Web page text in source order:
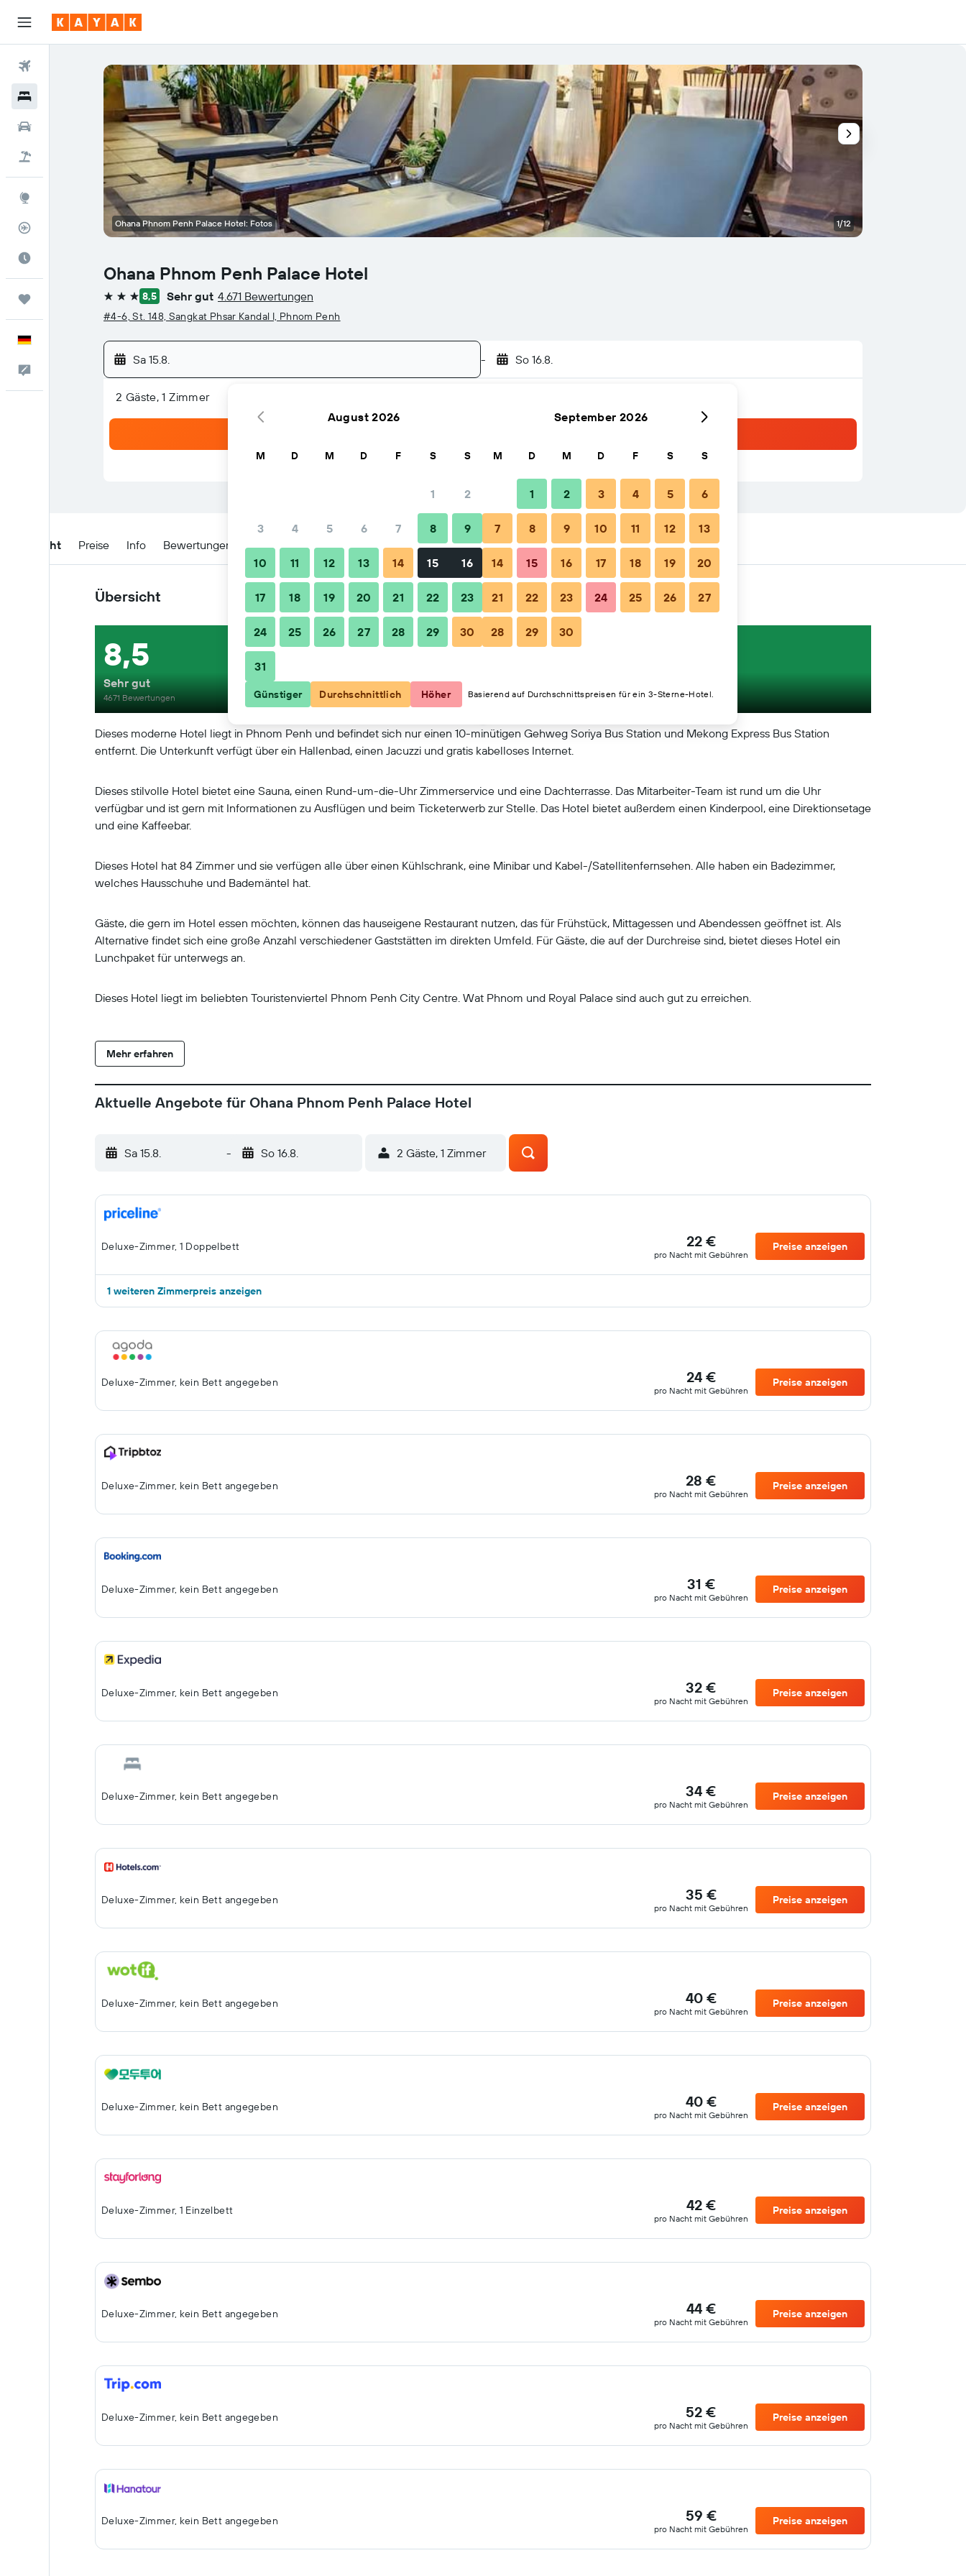
Ohana Phnom Penh Palace Hotel
3 Sterne8,5 Sehr gut 4.671 Bewertungen
#4-6, St. 148, Sangkat Phsar Kandal I, Phnom Penh
Sa 15.8. - So 16.8.
2 Gäste, 1 Zimmer
Ohana Phnom Penh Palace Hotel: Fotos 1/12
Übersicht Preise Info Bewertungen Lage Buchungszeitpunkt Tipps & häufige Fragen Unterkünfte in der Nähe
Übersicht
Dieses moderne Hotel liegt in Phnom Penh und befindet sich nur einen 10-minütigen Gehweg Soriya Bus Station und Mekong Express Bus Station
entfernt. Die Unterkunft verfügt über ein Hallenbad, einen Jacuzzi und gratis kabelloses Internet.
Dieses stilvolle Hotel bietet eine Sauna, einen Rund-um-die-Uhr Zimmerservice und eine Dachterrasse. Das Mitarbeiter-Team ist rund um die Uhr
verfügbar und ist gern mit Informationen zu Ausflügen und beim Ticketerwerb zur Stelle. Das Hotel bietet außerdem einen Kinderpool, eine Direktionsetage
und eine Kaffeebar.
Dieses Hotel hat 84 Zimmer und sie verfügen alle über einen Kühlschrank, eine Minibar und Kabel-/Satellitenfernsehen. Alle haben ein Badezimmer,
welches Hausschuhe und Bademäntel hat.
Gäste, die gern im Hotel essen möchten, können das hauseigene Restaurant nutzen, das für Frühstück, Mittagessen und Abendessen geöffnet ist. Als
Alternative findet sich eine große Anzahl verschiedener Gaststätten im direkten Umfeld. Für Gäste, die auf der Durchreise sind, bietet dieses Hotel ein
Lunchpaket für unterwegs an.
Dieses Hotel liegt im beliebten Touristenviertel Phnom Penh City Centre. Wat Phnom und Royal Palace sind auch gut zu erreichen.
Mehr erfahren
8,5
Sehr gut
4671 Bewertungen
Kartenansicht
Aktuelle Angebote für Ohana Phnom Penh Palace Hotel
Sa 15.8. - So 16.8. 2 Gäste, 1 Zimmer
Deluxe-Zimmer, 1 Doppelbett 22 €
pro Nacht mit Gebühren
Preise anzeigen
1 weiteren Zimmerpreis anzeigen
Deluxe-Zimmer, kein Bett angegeben 24 €
pro Nacht mit Gebühren
Preise anzeigen
Deluxe-Zimmer, kein Bett angegeben 28 €
pro Nacht mit Gebühren
Preise anzeigen
Deluxe-Zimmer, kein Bett angegeben 31 €
pro Nacht mit Gebühren
Preise anzeigen
Deluxe-Zimmer, kein Bett angegeben 32 €
pro Nacht mit Gebühren
Preise anzeigen
Deluxe-Zimmer, kein Bett angegeben 34 €
pro Nacht mit Gebühren
Preise anzeigen
Deluxe-Zimmer, kein Bett angegeben 35 €
pro Nacht mit Gebühren
Preise anzeigen
Deluxe-Zimmer, kein Bett angegeben 40 €
pro Nacht mit Gebühren
Preise anzeigen
Deluxe-Zimmer, kein Bett angegeben 40 €
pro Nacht mit Gebühren
Preise anzeigen
Deluxe-Zimmer, 1 Einzelbett 42 €
pro Nacht mit Gebühren
Preise anzeigen
Deluxe-Zimmer, kein Bett angegeben 44 €
pro Nacht mit Gebühren
Preise anzeigen
Deluxe-Zimmer, kein Bett angegeben 52 €
pro Nacht mit Gebühren
Preise anzeigen
Deluxe-Zimmer, kein Bett angegeben 59 €
pro Nacht mit Gebühren
Preise anzeigen
August 2026
M D M D F S S
1 2
3 4 5 6 7 8 9
10 11 12 13 14 15 16
17 18 19 20 21 22 23
24 25 26 27 28 29 30
31
September 2026
M D M D F S S
1 2 3 4 5 6
7 8 9 10 11 12 13
14 15 16 17 18 19 20
21 22 23 24 25 26 27
28 29 30
Günstiger Durchschnittlich Höher Basierend auf Durchschnittspreisen für ein 3-Sterne-Hotel.